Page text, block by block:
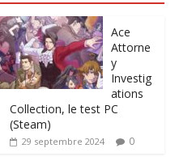
Ace
Attorne
y
Investig
ations
Collection, le test PC
(Steam)
29 septembre 2024 0